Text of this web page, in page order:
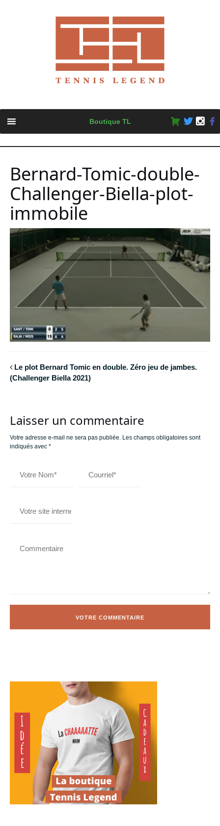
content
Boutique TL
Bernard-Tomic-double-
Challenger-Biella-plot-
immobile
Le plot Bernard Tomic en double. Zéro jeu de jambes.
(Challenger Biella 2021)
Laisser un commentaire
Votre adresse e-mail ne sera pas publiée. Les champs obligatoires sont
indiqués avec *